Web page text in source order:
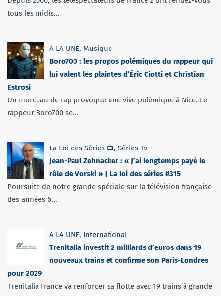
tous les midis...
A LA UNE, Musique
Boro700 : les propos polémiques du rappeur qui
lui valent les plaintes d’Éric Ciotti et Christian
Estrosi
Un morceau de rap provoque une vive polémique à Nice. Le
rappeur Boro700 se...
La Loi des Séries 📺, Séries Tv
Jean-Paul Zehnacker : « J’ai longtemps payé le
rôle de Vorski » | La loi des séries #315
Poursuite de notre grande spéciale sur la télévision française
des années 6...
A LA UNE, International
Trenitalia investit 2 milliards d’euros dans 19
nouveaux trains et confirme son Paris-Londres
pour 2029
Trenitalia France va renforcer sa flotte avec 19 trains à grande